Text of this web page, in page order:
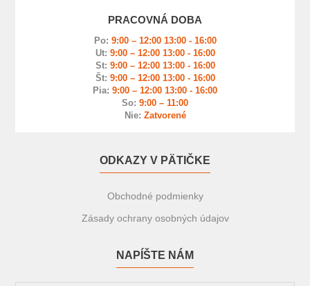
PRACOVNÁ DOBA
Po: 9:00 – 12:00 13:00 - 16:00
Ut: 9:00 – 12:00 13:00 - 16:00
St: 9:00 – 12:00 13:00 - 16:00
Št: 9:00 – 12:00 13:00 - 16:00
Pia: 9:00 – 12:00 13:00 - 16:00
So: 9:00 – 11:00
Nie: Zatvorené
ODKAZY V PÄTIČKE
Obchodné podmienky
Zásady ochrany osobných údajov
NAPÍŠTE NÁM